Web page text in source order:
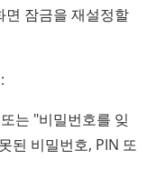
잠금을 재설정할
는 "비밀번호를 잊
된 비밀번호, PIN 또